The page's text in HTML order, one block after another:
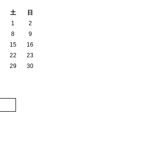
土
日
1
2
8
9
15
16
22
23
29
30